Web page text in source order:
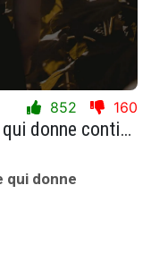
852 160
Dans les arts rien ne vit que ce qui donne continuellement du plaisir.
qui donne